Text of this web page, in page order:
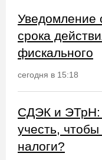
Уведомление
срока
фискального
сегодня в 15:18
СДЭК и ЭТрН:
учесть,
налоги?